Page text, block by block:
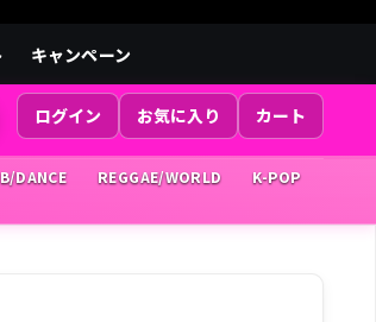
キャンペーン
ログイン お気に入り カート
DANCE REGGAE/WORLD
K-POP